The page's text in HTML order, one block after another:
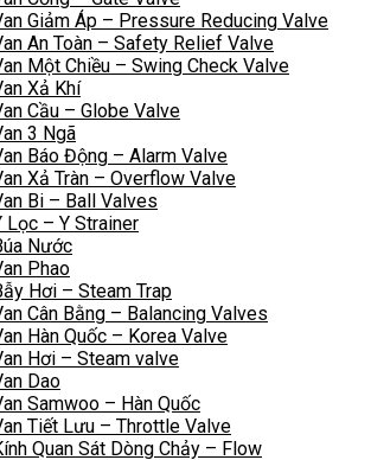
Giảm Áp – Pressure Reducing Valve
An Toàn – Safety Relief Valve
Một Chiều – Swing Check Valve
Xả Khí
Cầu – Globe Valve
3 Ngã
Báo Động – Alarm Valve
Xả Tràn – Overflow Valve
Bi – Ball Valves
Lọc – Y Strainer
Nước
Phao
Hơi – Steam Trap
Cân Bằng – Balancing Valves
Hàn Quốc – Korea Valve
Hơi – Steam valve
Dao
Samwoo – Hàn Quốc
Tiết Lưu – Throttle Valve
Quan Sát Dòng Chảy – Flow